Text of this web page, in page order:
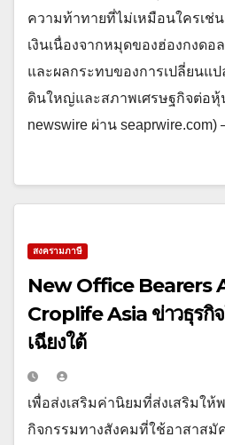
ความท้าทายที่ไม่เหมือนใครเช่
เงินเนื่องจากหมุดของฮ่องกงด
และผลกระทบของการเปลี่ยนแ
ดินใหญ่และสภาพเศรษฐกิจต่อหุ้
newswire ผ่าน seaprwire.com)
สงครามภาษี
New Office Bearers
Croplife Asia ข่าวธุรกิจ
เฉียงใต้
เพื่อส่งเสริมค่านิยมที่ส่งเสริมใ
กิจกรรมทางสังคมที่ใช้อาสาสมั